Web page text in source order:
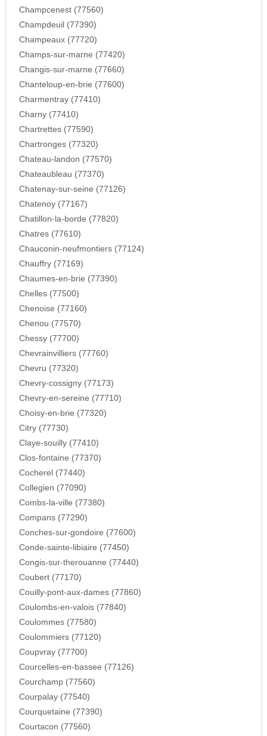
Champcenest (77560)
Champdeuil (77390)
Champeaux (77720)
Champs-sur-marne (77420)
Changis-sur-marne (77660)
Chanteloup-en-brie (77600)
Charmentray (77410)
Charny (77410)
Chartrettes (77590)
Chartronges (77320)
Chateau-landon (77570)
Chateaubleau (77370)
Chatenay-sur-seine (77126)
Chatenoy (77167)
Chatillon-la-borde (77820)
Chatres (77610)
Chauconin-neufmontiers (77124)
Chauffry (77169)
Chaumes-en-brie (77390)
Chelles (77500)
Chenoise (77160)
Chenou (77570)
Chessy (77700)
Chevrainvilliers (77760)
Chevru (77320)
Chevry-cossigny (77173)
Chevry-en-sereine (77710)
Choisy-en-brie (77320)
Citry (77730)
Claye-souilly (77410)
Clos-fontaine (77370)
Cocherel (77440)
Collegien (77090)
Combs-la-ville (77380)
Compans (77290)
Conches-sur-gondoire (77600)
Conde-sainte-libiaire (77450)
Congis-sur-therouanne (77440)
Coubert (77170)
Couilly-pont-aux-dames (77860)
Coulombs-en-valois (77840)
Coulommes (77580)
Coulommiers (77120)
Coupvray (77700)
Courcelles-en-bassee (77126)
Courchamp (77560)
Courpalay (77540)
Courquetaine (77390)
Courtacon (77560)